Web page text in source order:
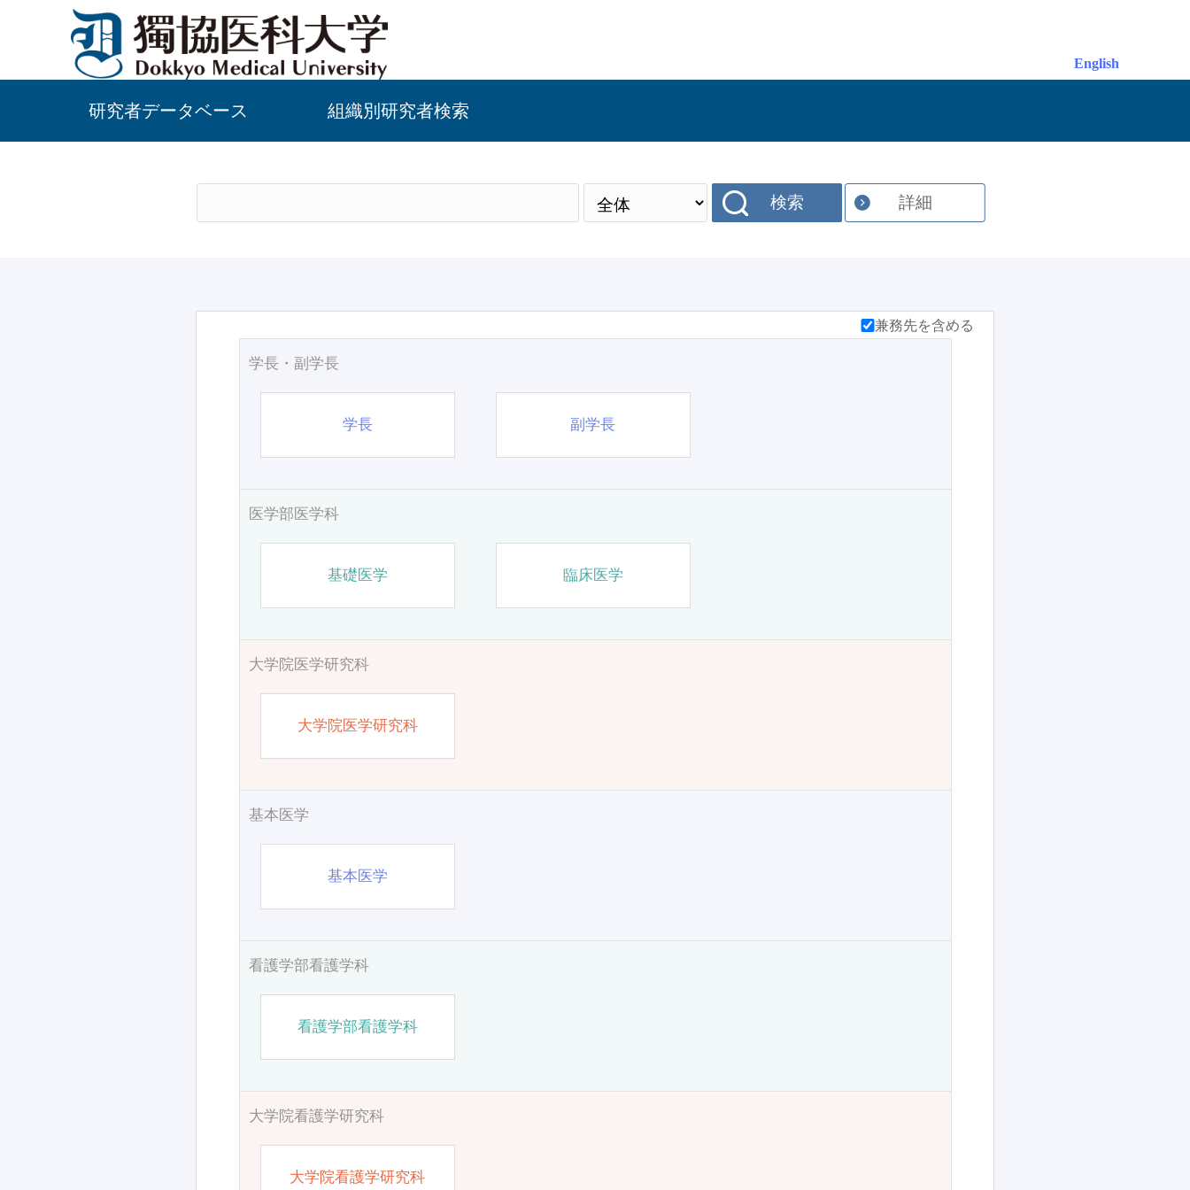
English
研究者データベース 組織別研究者検索
検索 詳細
兼務先を含める
学長・副学長
学長 副学長
医学部医学科
基礎医学 臨床医学
大学院医学研究科
大学院医学研究科
基本医学
基本医学
看護学部看護学科
看護学部看護学科
大学院看護学研究科
大学院看護学研究科